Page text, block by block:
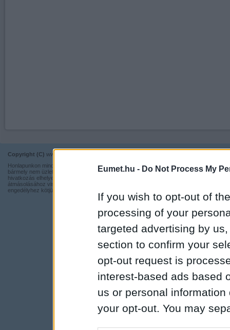
Eumet.hu - Do Not Process My
If you wish to opt-out of
processing of your
targeted advertising by
section to confirm your
opt-out request is
interest-based ads based
us or personal
your opt-out. You may
Copyright (C) www.eumet.hu Minden jog fenntartva.
Honlapunkon minden információ szabadon és ingyen használható,
bármely nem üzleti tevékenységhez a forrás pontos megjelölésével,
hivatkozás elhelyezésével. Részeinek más honlapra történő
átmásolásához viszont nem járulunk hozzá, illetve írásos
engedélyhez kötjük.
Kapcsolat